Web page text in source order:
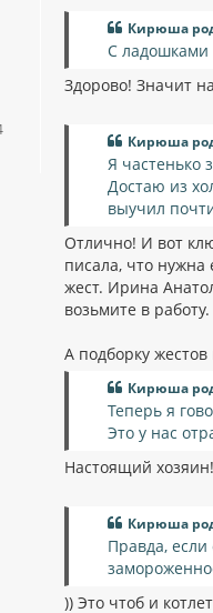
и
Кирюша
С ладошками
Здорово! Значит
Кирюша
Я частенько
Достаю из
выучил
Отлично! И вот
писала, что нужна
жест. Ирина
возьмите в
А подборку
Кирюша
Теперь я
Это у нас
Настоящий
Кирюша
Правда, если
)) Это чтоб и